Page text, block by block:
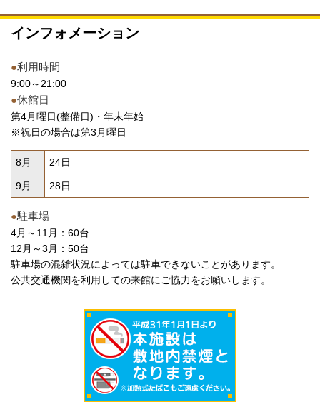
インフォメーション
●利用時間
9:00～21:00
●休館日
第4月曜日(整備日)・年末年始
※祝日の場合は第3月曜日
8月 24日
9月 28日
●駐車場
4月～11月：60台
12月～3月：50台
駐車場の混雑状況によっては駐車できないことがあります。
公共交通機関を利用しての来館にご協力をお願いします。